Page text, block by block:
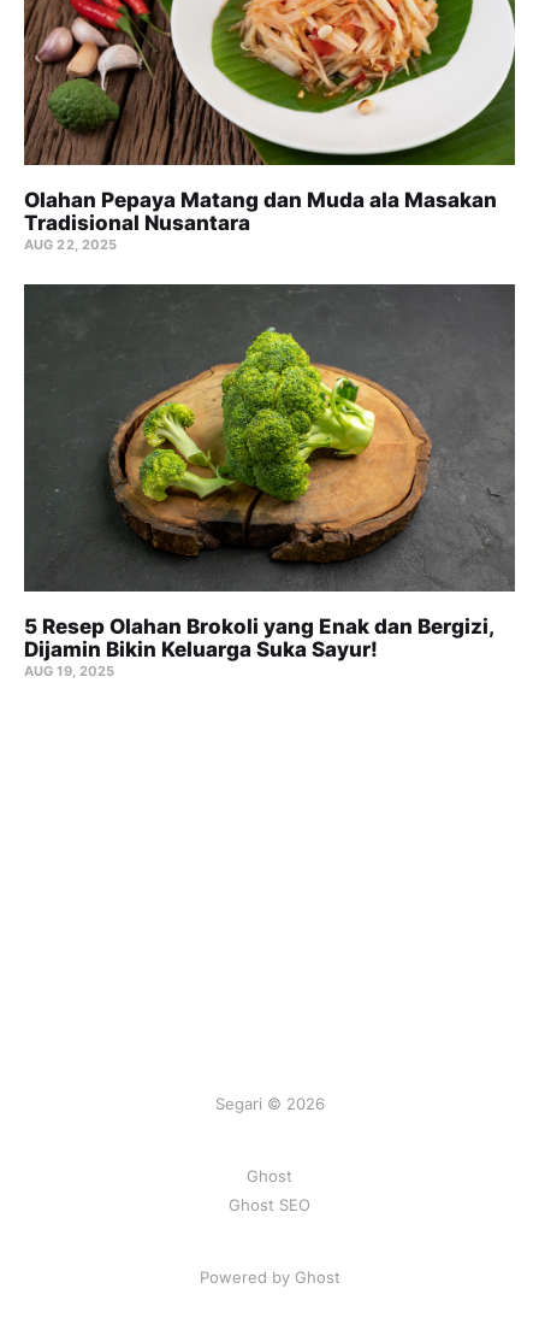
Olahan Pepaya Matang dan Muda ala Masakan
Tradisional Nusantara
AUG 22, 2025
5 Resep Olahan Brokoli yang Enak dan Bergizi,
Dijamin Bikin Keluarga Suka Sayur!
AUG 19, 2025
Segari © 2026
Ghost
Ghost SEO
Powered by Ghost